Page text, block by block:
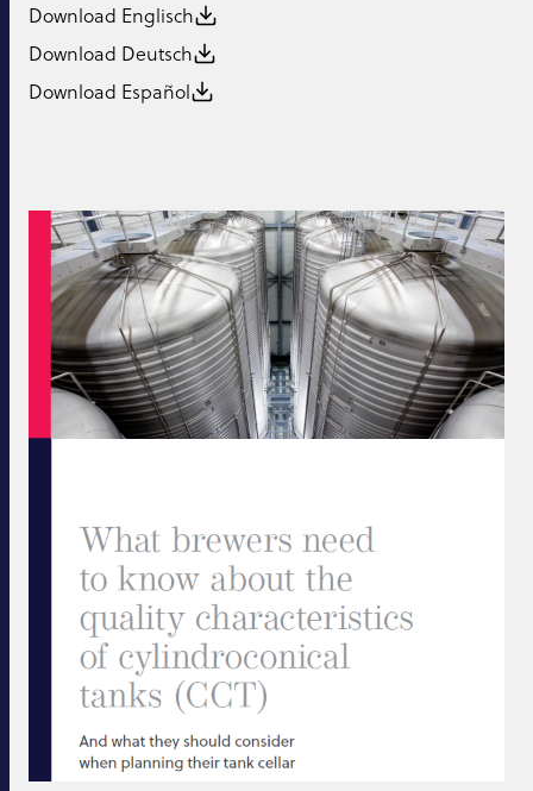
Download Englisch
Download Deutsch
Download Español